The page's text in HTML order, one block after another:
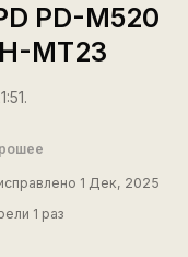
PD-M520
MT23
1 Дек, 2025
1 раз